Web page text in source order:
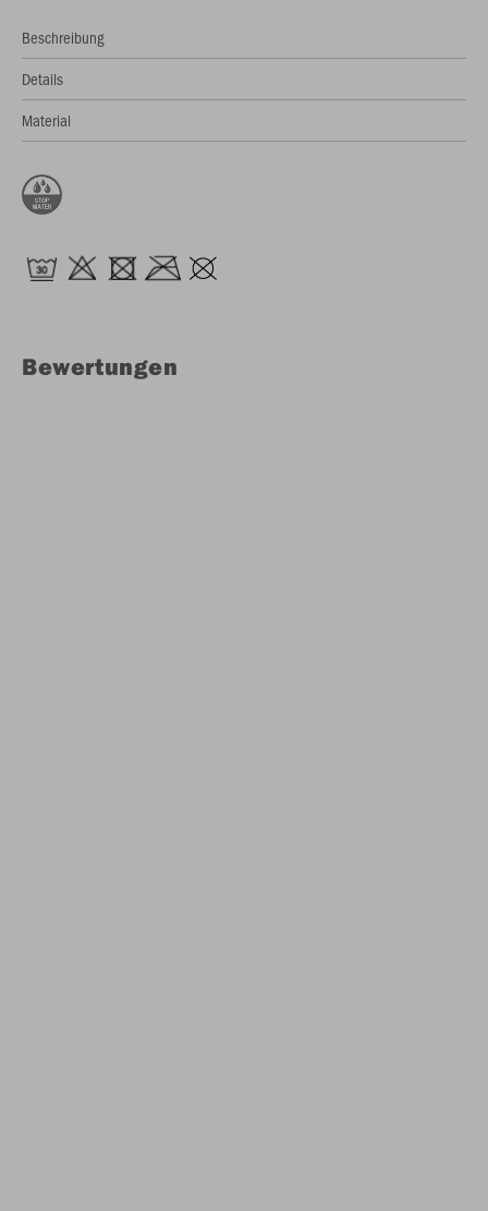
Beschreibung
Details
Material
Bewertungen